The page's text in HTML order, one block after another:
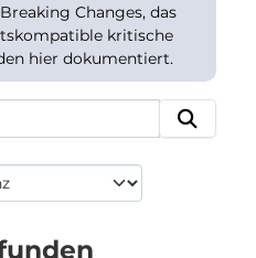
Changes, das
kritische
hier dokumentiert.